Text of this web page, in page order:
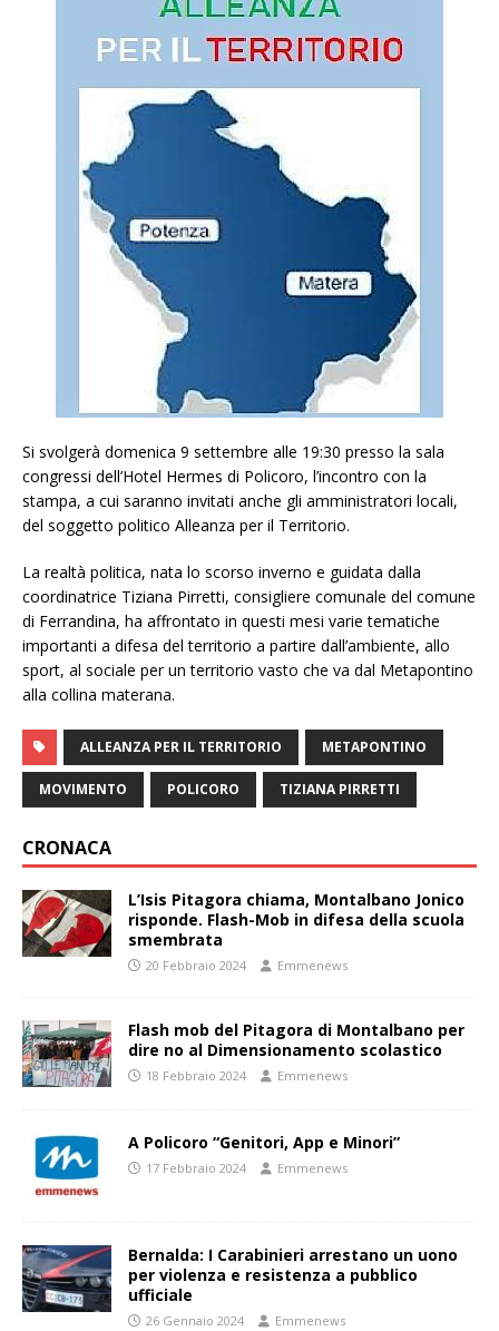
Si svolgerà domenica 9 settembre alle 19:30 presso la sala
congressi dell’Hotel Hermes di Policoro, l’incontro con la
stampa, a cui saranno invitati anche gli amministratori locali,
del soggetto politico Alleanza per il Territorio.
La realtà politica, nata lo scorso inverno e guidata dalla
coordinatrice Tiziana Pirretti, consigliere comunale del comune
di Ferrandina, ha affrontato in questi mesi varie tematiche
importanti a difesa del territorio a partire dall’ambiente, allo
sport, al sociale per un territorio vasto che va dal Metapontino
alla collina materana.
ALLEANZA PER IL TERRITORIO METAPONTINO
MOVIMENTO POLICORO TIZIANA PIRRETTI
CRONACA
L’Isis Pitagora chiama, Montalbano Jonico
risponde. Flash-Mob in difesa della scuola
smembrata
20 Febbraio 2024 Emmenews
Flash mob del Pitagora di Montalbano per
dire no al Dimensionamento scolastico
18 Febbraio 2024 Emmenews
A Policoro “Genitori, App e Minori”
17 Febbraio 2024 Emmenews
Bernalda: I Carabinieri arrestano un uono
per violenza e resistenza a pubblico
ufficiale
26 Gennaio 2024 Emmenews